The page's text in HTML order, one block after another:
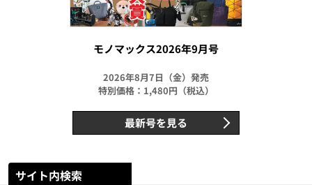
モノマックス2026年9月号
2026年8月7日（金）発売
特別価格：1,480円（税込）
最新号を見る
サイト内検索